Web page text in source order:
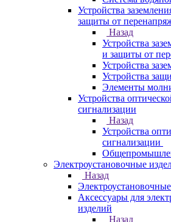
Устройства
защиты от
Назад
Устройства
и защиты от
Устройства
Устройства
Элементы
Устройства
сигнализации
Назад
Устройства
сигнализации
Электроустановочные
Назад
Аксессуары для
изделий
Назад